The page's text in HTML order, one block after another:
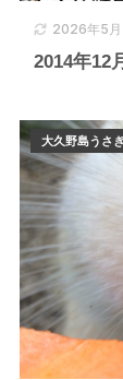
2026年5月
2014年12
大久野島うさ